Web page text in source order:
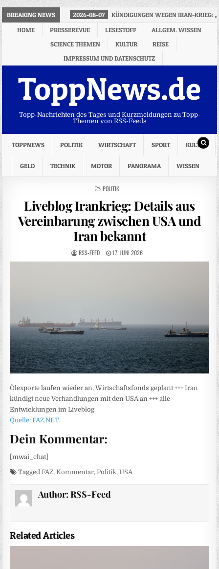
BREAKING NEWS 2026-08-07
KÜNDIGUNGEN WEGEN IRAN-KRIEG:
HOME
PRESSEREVUE LESESTOFF
ALLGEM. WISSEN
SCIENCE THEMEN
KULTUR
REISE
IMPRESSUM UND DATENSCHUTZ
ToppNews.de
Topp-Nachrichten des Tages und Kurzmeldungen zu Topp-
Themen von RSS-Feeds
TOPPNEWS POLITIK WIRTSCHAFT SPORT KULTUR
GELD TECHNIK MOTOR PANORAMA WISSEN
POSTED
POLITIK
Liveblog Irankrieg: Details aus
Vereinbarung zwischen USA und
Iran bekannt
RSS-FEED 17. JUNI 2026
Ölexporte laufen wieder an, Wirtschaftsfonds geplant +++ Iran
kündigt neue Verhandlungen mit den USA an +++ alle
Entwicklungen im Liveblog
Quelle: FAZ.NET
Dein Kommentar:
[mwai_chat]
TaggedFAZ,Kommentar, Politik,USA
Author: RSS-Feed
Related Articles